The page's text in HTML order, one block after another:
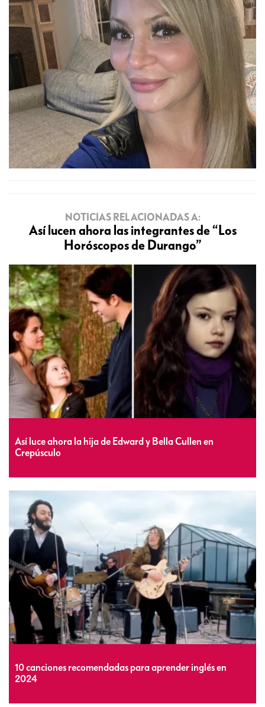
NOTICIAS RELACIONADAS A:
Así lucen ahora las integrantes de “Los
Horóscopos de Durango”
Así luce ahora la hija de Edward y Bella Cullen en
Crepúsculo
10 canciones recomendadas para aprender inglés en
2024